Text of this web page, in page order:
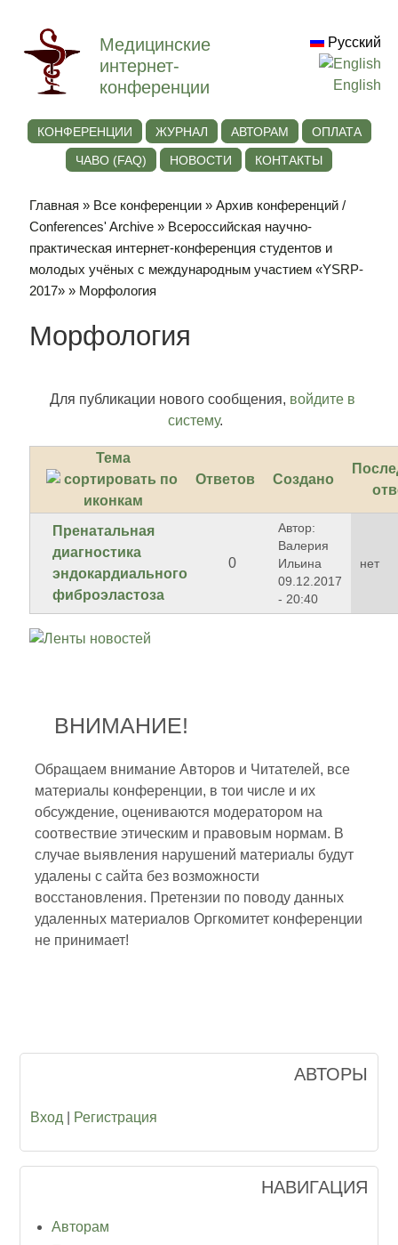
Медицинские
интернет-
конференции
Русский
English
КОНФЕРЕНЦИИ ЖУРНАЛ АВТОРАМ
ОПЛАТА
ЧАВО (FAQ)
НОВОСТИ КОНТАКТЫ
Главная » Все конференции »Архив конференций /
Conferences' Archive » Всероссийская научно-
практическая интернет-конференция студентов и
молодых учёных с международным участием «YSRP-
2017» » Морфология
Морфология
Для публикации нового сообщения, войдите в
систему.
Тема
Ответов
Создано
Пренатальная
диагностика
эндокардиального
фиброэластоза
0
Автор:
Валерия
Ильина
09.12.2017
- 20:40
нет
ВНИМАНИЕ!
Обращаем внимание Авторов и Читателей, все
материалы конференции, в тои числе и их
обсуждение, оцениваются модератором на
соотвествие этическим и правовым нормам. В
случае выявления нарушений материалы будут
удалены с сайта без возможности
восстановления. Претензии по поводу данных
удаленных материалов Оргкомитет конференции
не принимает!
АВТОРЫ
Вход Регистрация
НАВИГАЦИЯ
Авторам